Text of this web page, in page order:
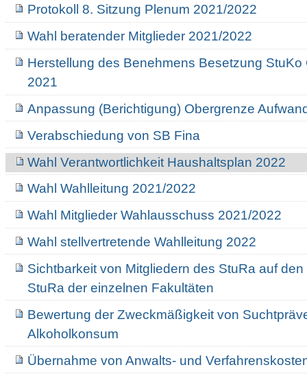
Protokoll 8. Sitzung Plenum 2021/2022
Wahl beratender Mitglieder 2021/2022
Herstellung des Benehmens Besetzung
2021
Anpassung (Berichtigung) Obergrenze
Verabschiedung von SB Fina
Wahl Verantwortlichkeit Haushaltsplan 2022
Wahl Wahlleitung 2021/2022
Wahl Mitglieder Wahlausschuss 2021/2022
Wahl stellvertretende Wahlleitung 2022
Sichtbarkeit von Mitgliedern des StuRa auf
StuRa der einzelnen Fakultäten
Bewertung der Zweckmäßigkeit von
Alkoholkonsum
Übernahme von Anwalts- und